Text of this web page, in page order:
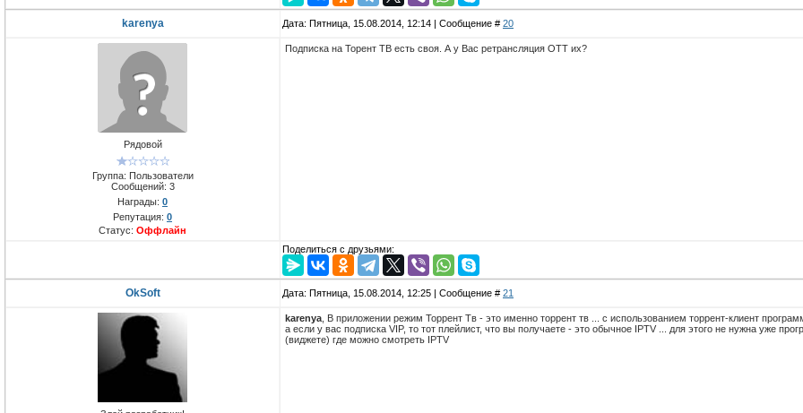
karenya Дата: Пятница, 15.08.2014, 12:14 | Сообщение # 20
Рядовой
Группа: Пользователи
Сообщений: 3
Награды: 0
Репутация: 0
Статус: Оффлайн
Подписка на Торент ТВ есть своя. А у Вас ретрансляция ОТТ их?
Поделиться с друзьями:
OkSoft Дата: Пятница, 15.08.2014, 12:25 | Сообщение # 21
karenya , В приложении режим Торрент Тв - это именно торрент тв ... с использованием торрент-клиент
а если у вас подписка VIP, то тот плейлист, что вы получаете - это обычное IPTV ... для этого не нужна уже
(виджете) где можно смотреть IPTV